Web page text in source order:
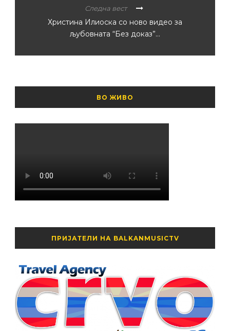
Следна вест
Христина Илиоска со ново видео за
љубовната “Без доказ”…
ВО ЖИВО
ПРИЈАТЕЛИ НА BALKANMUSICTV